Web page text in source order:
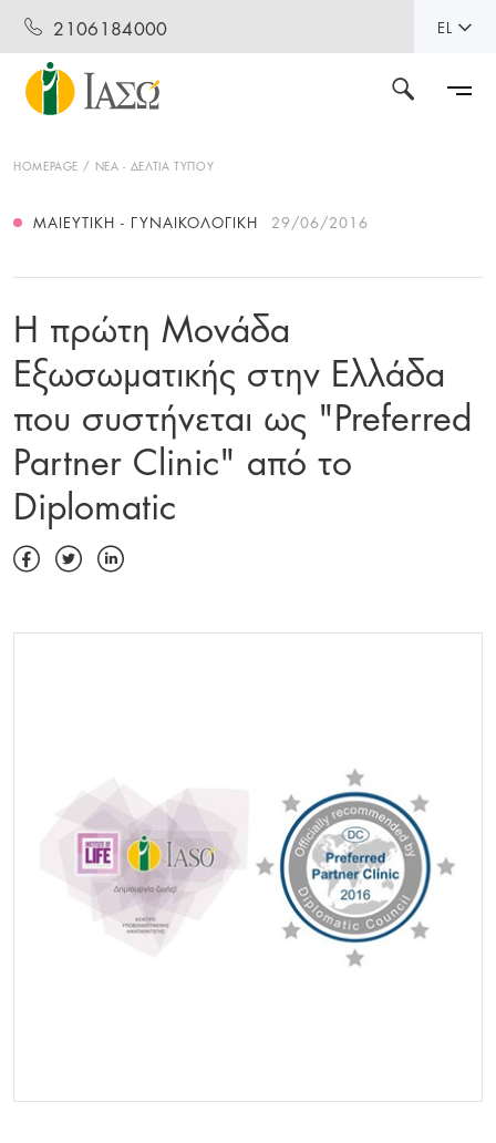
2106184000 EL
HOMEPAGE ΝΕΑ - ΔΕΛΤΙΑ ΤΥΠΟΥ
ΜΑΙΕΥΤΙΚΉ - ΓΥΝΑΙΚΟΛΟΓΙΚΉ 29/06/2016
Η πρώτη Μονάδα
Εξωσωματικής στην Ελλάδα
που συστήνεται ως "Preferred
Partner Clinic" από το
Diplomatic